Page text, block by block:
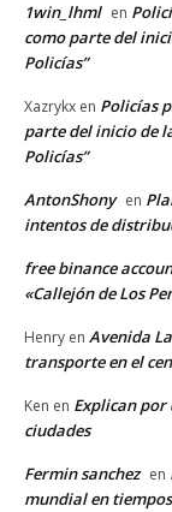
1win_lhml en
como parte del
Policías”
Xazrykx en Policías
parte del inicio de
Policías”
AntonShony en
intentos de
free binance
«Callejón de Los
Henry en Avenida
transporte en el
Ken en Explican por
ciudades
Fermin sanchez en
mundial en